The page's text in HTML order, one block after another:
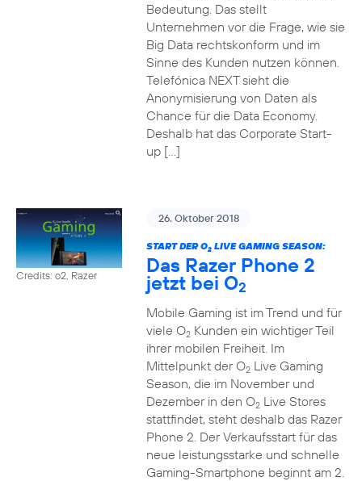
Bedeutung. Das stellt
Unternehmen vor die Frage, wie sie
Big Data rechtskonform und im
Sinne des Kunden nutzen können.
Telefónica NEXT sieht die
Anonymisierung von Daten als
Chance für die Data Economy.
Deshalb hat das Corporate Start-
up […]
Credits: o2, Razer
26. Oktober 2018
START DER O2LIVE GAMING SEASON:
Das Razer Phone 2
jetzt bei O2
Mobile Gaming ist im Trend und für
viele O2Kunden ein wichtiger Teil
ihrer mobilen Freiheit. Im
Mittelpunkt der O2Live Gaming
Season, die im November und
Dezember in den O2Live Stores
stattfindet, steht deshalb das Razer
Phone 2. Der Verkaufsstart für das
neue leistungsstarke und schnelle
Gaming-Smartphone beginnt am 2.